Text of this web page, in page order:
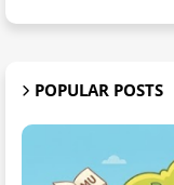
POPULAR POSTS